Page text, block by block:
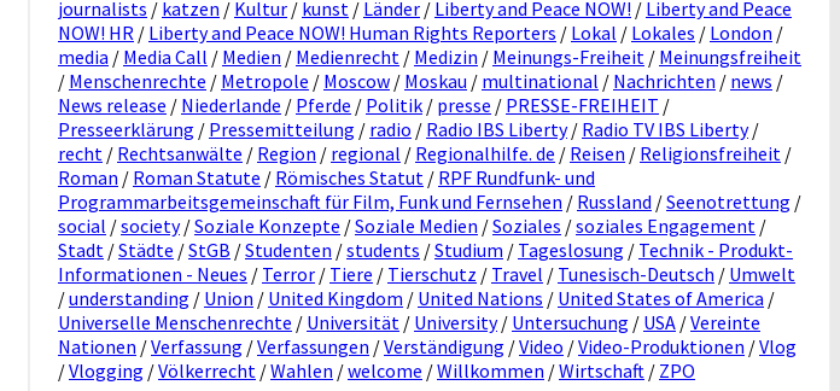
journalists / katzen / Kultur / kunst / Länder / Liberty and Peace NOW! / Liberty and Peace
NOW! HR / Liberty and Peace NOW! Human Rights Reporters / Lokal / Lokales / London /
media / Media Call / Medien / Medienrecht / Medizin / Meinungs-Freiheit / Meinungsfreiheit
/ Menschenrechte / Metropole / Moscow / Moskau / multinational / Nachrichten / news /
News release / Niederlande / Pferde / Politik / presse / PRESSE-FREIHEIT /
Presseerklärung / Pressemitteilung / radio / Radio IBS Liberty/ Radio TV IBS Liberty/
recht / Rechtsanwälte / Region / regional / Regionalhilfe. de / Reisen / Religionsfreiheit /
Roman / Roman Statute / Römisches Statut / RPF Rundfunk- und
Programmarbeitsgemeinschaft für Film, Funk und Fernsehen / Russland /Seenotrettung /
social /society/Soziale Konzepte /Soziale Medien /Soziales /soziales Engagement /
Stadt /Städte /StGB /Studenten /students /Studium / Tageslosung / Technik - Produkt-
Informationen - Neues / Terror / Tiere / Tierschutz / Travel / Tunesisch-Deutsch / Umwelt
/understanding / Union / United Kingdom / United Nations / United States of America /
Universelle Menschenrechte / Universität / University/ Untersuchung / USA /Vereinte
Nationen /Verfassung /Verfassungen /Verständigung /Video /Video-Produktionen /Vlog
/Vlogging /Völkerrecht /Wahlen /welcome /Willkommen /Wirtschaft / ZPO